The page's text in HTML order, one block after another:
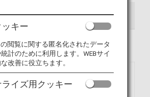
席
キー
の閲覧に関する匿名化されたデータ
計のために利用します。WEBサイ
改善に役立ちます。
イズ用クッキー